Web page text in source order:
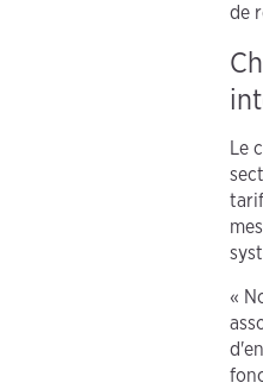
de
Le
«